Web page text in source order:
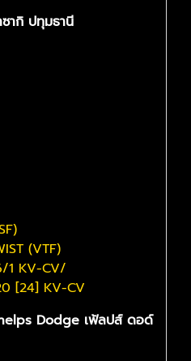
ากิ ปทุมธานี
(VTF)
1 KV-CV/
[24] KV-CV
Dodge เฟ้ลปส์ ดอด์